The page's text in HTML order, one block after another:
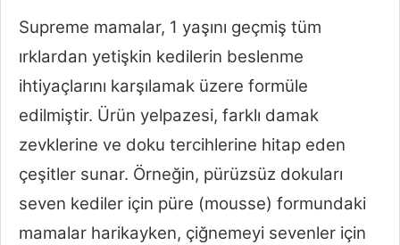
Supreme mamalar, 1 yaşını geçmiş tüm
ırklardan yetişkin kedilerin beslenme
ihtiyaçlarını karşılamak üzere formüle
edilmiştir. Ürün yelpazesi, farklı damak
zevklerine ve doku tercihlerine hitap eden
çeşitler sunar. Örneğin, pürüzsüz dokuları
seven kediler için püre (mousse) formundaki
mamalar harikayken, çiğnemeyi sevenler için